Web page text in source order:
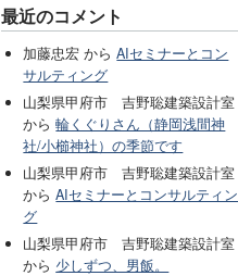
最近のコメント
加藤忠宏 からAIセミナーとコン
サルティング
山梨県甲府市 吉野聡建築設計室
から輪くぐりさん（静岡浅間神
社/小櫛神社）の季節です
山梨県甲府市 吉野聡建築設計室
からAIセミナーとコンサルティン
グ
山梨県甲府市 吉野聡建築設計室
から 少しずつ、男飯。